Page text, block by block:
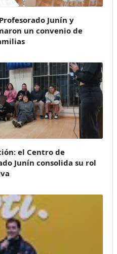
Junín y
un convenio de
el Centro de
Junín consolida su rol